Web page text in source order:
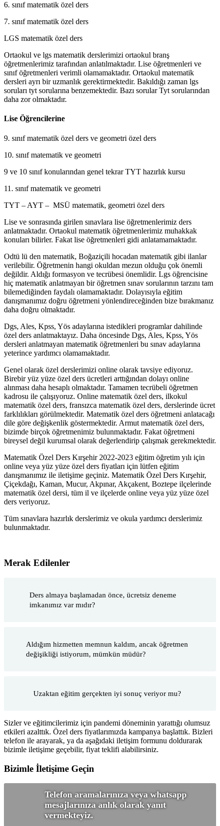
6. sınıf matematik özel ders
7. sınıf matematik özel ders
LGS matematik özel ders
Ortaokul ve lgs matematik derslerimizi ortaokul branş
öğretmenlerimiz tarafından anlatılmaktadır. Lise öğretmenleri ve
sınıf öğretmenleri verimli olamamaktadır. Ortaokul matematik
dersleri ayrı bir uzmanlık gerektirmektedir. Bakıldığı zaman lgs
soruları tyt sorularına benzemektedir. Bazı sorular Tyt sorularından
daha zor olmaktadır.
Lise Öğrencilerine
9. sınıf matematik özel ders ve geometri özel ders
10. sınıf matematik ve geometri
9 ve 10 sınıf konularından genel tekrar TYT hazırlık kursu
11. sınıf matematik ve geometri
TYT – AYT – MSÜ matematik, geometri özel ders
Lise ve sonrasında girilen sınavlara lise öğretmenlerimiz ders
anlatmaktadır. Ortaokul matematik öğretmenlerimiz muhakkak
konuları bilirler. Fakat lise öğretmenleri gidi anlatamamaktadır.
Odtü lü den matematik, Boğaziçili hocadan matematik gibi ilanlar
verilebilir. Öğretmenin hangi okuldan mezun olduğu çok önemli
değildir. Aldığı formasyon ve tecrübesi önemlidir. Lgs öğrencisine
hiç matematik anlatmayan bir öğretmen sınav sorularının tarzını tam
bilemediğinden faydalı olamamaktadır. Dolayısıyla eğitim
danışmanımız doğru öğretmeni yönlendireceğinden bize bırakmanız
daha doğru olmaktadır.
Dgs, Ales, Kpss, Yös adaylarına istedikleri programlar dahilinde
özel ders anlatmaktayız. Daha öncesinde Dgs, Ales, Kpss, Yös
dersleri anlatmayan matematik öğretmenleri bu sınav adaylarına
yeterince yardımcı olamamaktadır.
Genel olarak özel derslerimizi online olarak tavsiye ediyoruz.
Birebir yüz yüze özel ders ücretleri arttığından dolayı online
alınması daha hesaplı olmaktadır. Tamamen tecrübeli öğretmen
kadrosu ile çalışıyoruz. Online matematik özel ders, ilkokul
matematik özel ders, fransızca matematik özel ders, derslerinde ücret
farklılıkları görülmektedir. Matematik özel ders öğretmeni anlatacağı
dile göre değişkenlik göstermektedir. Armut matematik özel ders,
bizimde birçok öğretmenimiz bulunmaktadır. Fakat öğretmeni
bireysel değil kurumsal olarak değerlendirip çalışmak gerekmektedir.
Matematik Özel Ders Kırşehir 2022-2023 eğitim öğretim yılı için
online veya yüz yüze özel ders fiyatları için lütfen eğitim
danışmanımız ile iletişime geçiniz. Matematik Özel Ders Kırşehir,
Çiçekdağı, Kaman, Mucur, Akpınar, Akçakent, Boztepe ilçelerinde
matematik özel dersi, tüm il ve ilçelerde online veya yüz yüze özel
ders veriyoruz.
Tüm sınavlara hazırlık derslerimiz ve okula yardımcı derslerimiz
bulunmaktadır.
Merak Edilenler
Ders almaya başlamadan önce, ücretsiz deneme
imkanımız var mıdır?
Aldığım hizmetten memnun kaldım, ancak öğretmen
değişikliği istiyorum, mümkün müdür?
Uzaktan eğitim gerçekten iyi sonuç veriyor mu?
Sizler ve eğitimcilerimiz için pandemi döneminin yarattığı olumsuz
etkileri azalttık. Özel ders fiyatlarımızda kampanya başlattık. Bizleri
telefon ile arayarak, ya da aşağıdaki iletişim formunu doldurarak
bizimle iletişime geçebilir, fiyat teklifi alabilirsiniz.
Bizimle İletişime Geçin
Telefon aramalarınıza veya whatsapp
mesajlarınıza anlık olarak yanıt
vermekteyiz.